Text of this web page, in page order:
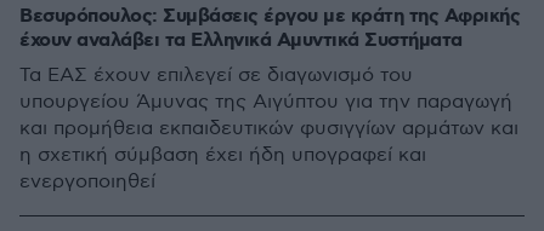
Βεσυρόπουλος: Συμβάσεις έργου με κράτη της Αφρικής
έχουν αναλάβει τα Ελληνικά Αμυντικά Συστήματα
Τα ΕΑΣ έχουν επιλεγεί σε διαγωνισμό του
υπουργείου Άμυνας της Αιγύπτου για την παραγωγή
και προμήθεια εκπαιδευτικών φυσιγγίων αρμάτων και
η σχετική σύμβαση έχει ήδη υπογραφεί και
ενεργοποιηθεί